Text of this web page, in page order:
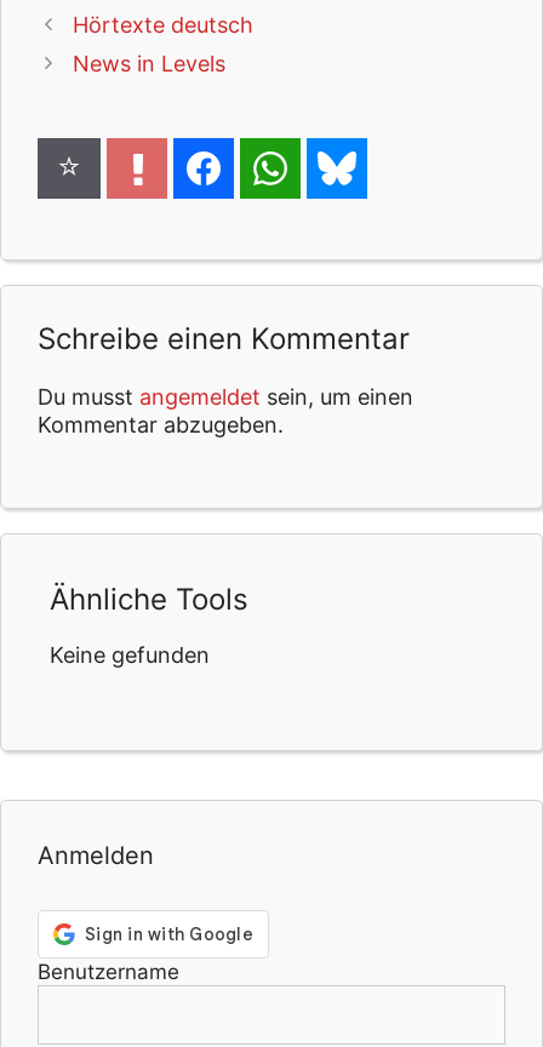
Hörtexte deutsch
News in Levels
Schreibe einen Kommentar
Du musst angemeldet sein, um einen
Kommentar abzugeben.
Ähnliche Tools
Keine gefunden
Anmelden
Benutzername